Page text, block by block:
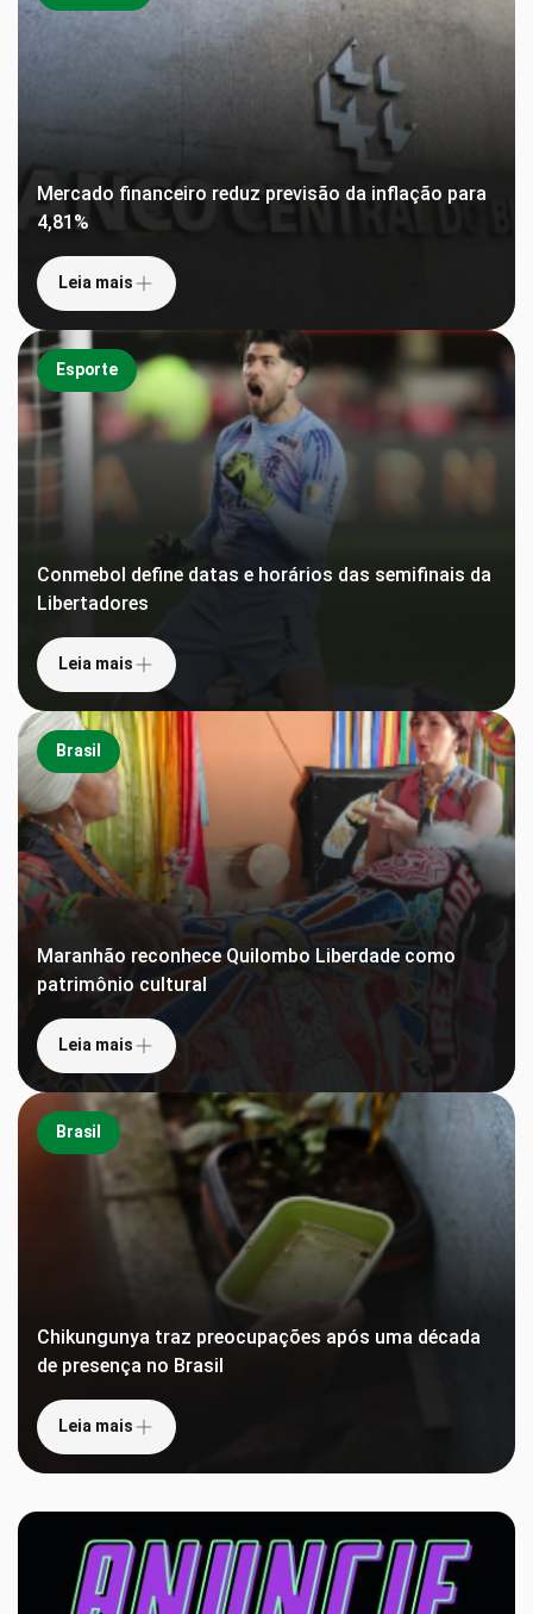
Mercado financeiro reduz previsão da inflação para
4,81%
Leia mais
Esporte
Conmebol define datas e horários das semifinais da
Libertadores
Leia mais
Brasil
Maranhão reconhece Quilombo Liberdade como
patrimônio cultural
Leia mais
Brasil
Chikungunya traz preocupações após uma década
de presença no Brasil
Leia mais